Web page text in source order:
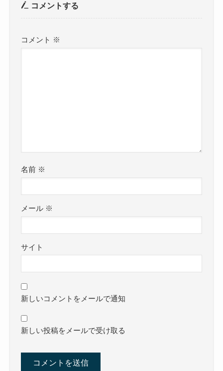
コメントする
コメント ※
名前 ※
メール ※
サイト
新しいコメントをメールで通知
新しい投稿をメールで受け取る